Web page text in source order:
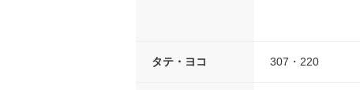
タテ・ヨコ 307・220